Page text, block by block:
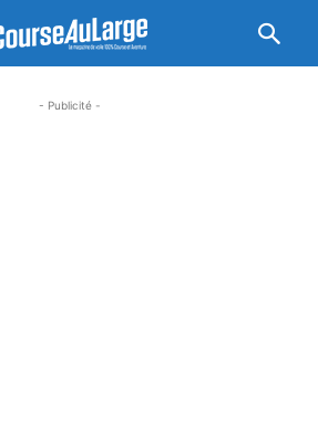
- Publicité -